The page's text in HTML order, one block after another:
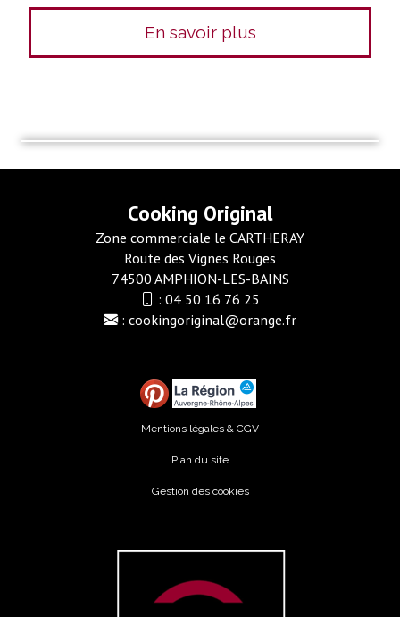
En savoir plus
Cooking Original
Zone commerciale le CARTHERAY
Route des Vignes Rouges
74500 AMPHION-LES-BAINS
: 04 50 16 76 25
: cookingoriginal@orange.fr
Mentions légales & CGV
Plan du site
Gestion des cookies